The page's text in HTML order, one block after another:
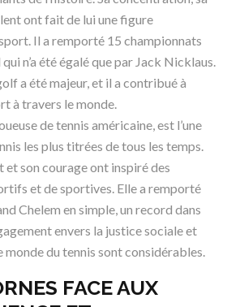
ont fait de lui une figure
Il a remporté 15 championnats
n’a été égalé que par Jack Nicklaus.
a été majeur, et il a contribué à
à travers le monde.
de tennis américaine, est l’une
les plus titrées de tous les temps.
et son courage ont inspiré des
et de sportives. Elle a remporté
Chelem en simple, un record dans
envers la justice sociale et
monde du tennis sont considérables.
FACE AUX